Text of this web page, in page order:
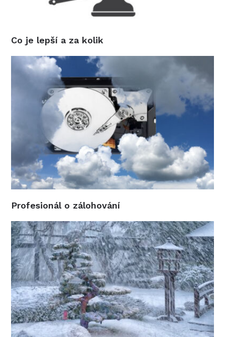
Co je lepší a za kolik
Profesionál o zálohování